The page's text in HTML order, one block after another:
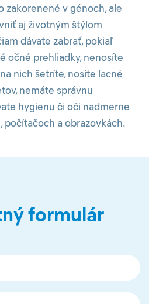
zakorenené v génoch, ale
aj životným štýlom
dávate zabrať, pokiaľ
očné prehliadky, nenosíte
nich šetríte, nosíte lacné
nemáte správnu
hygienu či oči nadmerne
počítačoch a obrazovkách.
formulár